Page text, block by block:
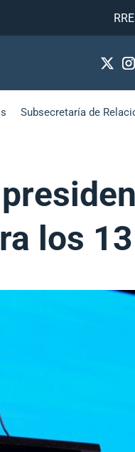
Subsecretaría de
los